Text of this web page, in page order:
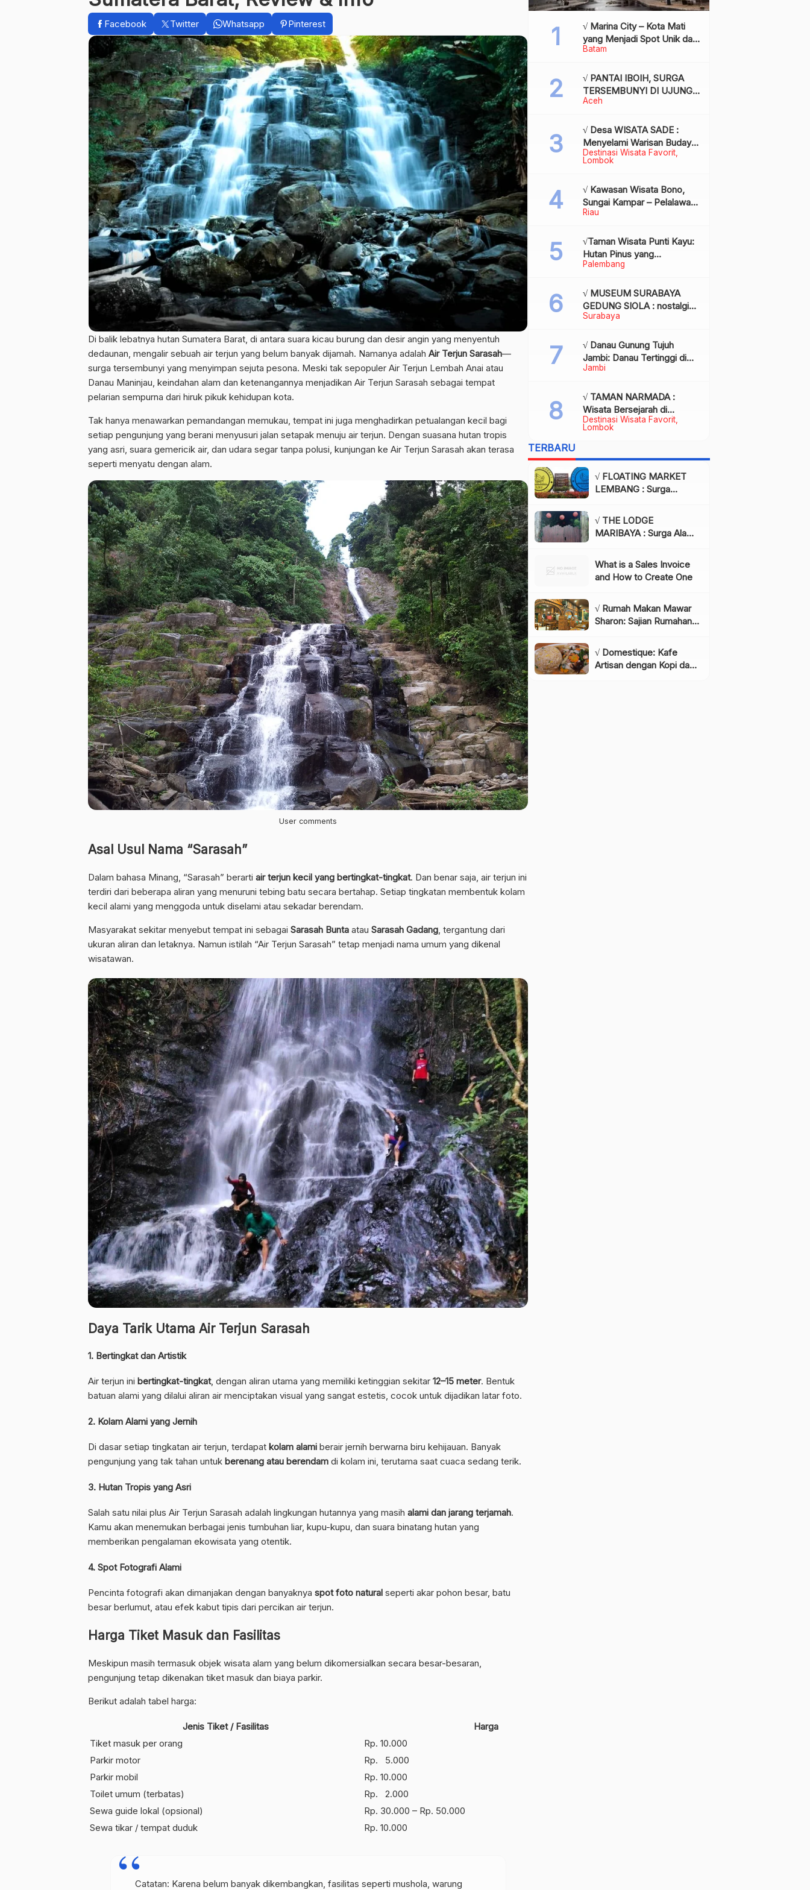
Facebook Twitter Whatsapp Pinterest
Di balik lebatnya hutan Sumatera Barat, di antara suara kicau burung dan desir angin yang menyentuh
dedaunan, mengalir sebuah air terjun yang belum banyak dijamah. Namanya adalah Air Terjun Sarasah—
surga tersembunyi yang menyimpan sejuta pesona. Meski tak sepopuler Air Terjun Lembah Anai atau
Danau Maninjau, keindahan alam dan ketenangannya menjadikan Air Terjun Sarasah sebagai tempat
pelarian sempurna dari hiruk pikuk kehidupan kota.
Tak hanya menawarkan pemandangan memukau, tempat ini juga menghadirkan petualangan kecil bagi
setiap pengunjung yang berani menyusuri jalan setapak menuju air terjun. Dengan suasana hutan tropis
yang asri, suara gemericik air, dan udara segar tanpa polusi, kunjungan ke Air Terjun Sarasah akan terasa
seperti menyatu dengan alam.
User comments
Asal Usul Nama “Sarasah”
Dalam bahasa Minang, “Sarasah” berarti air terjun kecil yang bertingkat-tingkat. Dan benar saja, air terjun ini
terdiri dari beberapa aliran yang menuruni tebing batu secara bertahap. Setiap tingkatan membentuk kolam
kecil alami yang menggoda untuk diselami atau sekadar berendam.
Masyarakat sekitar menyebut tempat ini sebagai Sarasah Bunta atau Sarasah Gadang, tergantung dari
ukuran aliran dan letaknya. Namun istilah “Air Terjun Sarasah” tetap menjadi nama umum yang dikenal
wisatawan.
Daya Tarik Utama Air Terjun Sarasah
1. Bertingkat dan Artistik
Air terjun ini bertingkat-tingkat, dengan aliran utama yang memiliki ketinggian sekitar 12–15 meter. Bentuk
batuan alami yang dilalui aliran air menciptakan visual yang sangat estetis, cocok untuk dijadikan latar foto.
2. Kolam Alami yang Jernih
Di dasar setiap tingkatan air terjun, terdapat kolam alami berair jernih berwarna biru kehijauan. Banyak
pengunjung yang tak tahan untuk berenang atau berendam di kolam ini, terutama saat cuaca sedang terik.
3. Hutan Tropis yang Asri
Salah satu nilai plus Air Terjun Sarasah adalah lingkungan hutannya yang masih alami dan jarang terjamah.
Kamu akan menemukan berbagai jenis tumbuhan liar, kupu-kupu, dan suara binatang hutan yang
memberikan pengalaman ekowisata yang otentik.
4. Spot Fotografi Alami
Pencinta fotografi akan dimanjakan dengan banyaknya spot foto natural seperti akar pohon besar, batu
besar berlumut, atau efek kabut tipis dari percikan air terjun.
Harga Tiket Masuk dan Fasilitas
Meskipun masih termasuk objek wisata alam yang belum dikomersialkan secara besar-besaran,
pengunjung tetap dikenakan tiket masuk dan biaya parkir.
Berikut adalah tabel harga:
Jenis Tiket / Fasilitas
Harga
Tiket masuk per orang
Rp. 10.000
Parkir motor
Rp. 5.000
Parkir mobil
Rp. 10.000
Toilet umum (terbatas)
Rp. 2.000
Sewa guide lokal (opsional)
Rp. 30.000 – Rp. 50.000
Sewa tikar / tempat duduk
Rp. 10.000
Catatan: Karena belum banyak dikembangkan, fasilitas seperti mushola, warung
Batam
√ Marina City – Kota Mati
yang Menjadi Spot Unik dan
Bersejarah di Batam,
Aceh
√ PANTAI IBOIH, SURGA
TERSEMBUNYI DI UJUNG
BARAT INDONESIA
Destinasi Wisata Favorit
Lombok
√ Desa WISATA SADE :
Menyelami Warisan Budaya
Suku Sasak di Jantung
Riau
√ Kawasan Wisata Bono,
Sungai Kampar – Pelalawan:
Fenomena Ombak di
Mendunia, Review & Info
Palembang
√Taman Wisata Punti Kayu:
Hutan Pinus yang
Menyegarkan di Tengah
Surabaya
√ MUSEUM SURABAYA
GEDUNG SIOLA : nostalgia
dalam balutan modernitas di
Review & Info
Jambi
√ Danau Gunung Tujuh
Jambi: Danau Tertinggi di
Asia Tenggara, Tiket, Rute,
Destinasi Wisata Favorit
Lombok
√ TAMAN NARMADA :
Wisata Bersejarah di
Lombok yang Memukau
TERBARU
√ FLOATING MARKET
LEMBANG : Surga
di Bandung yang Wajib
Dikunjungi, Info & Harga
Tiket
√ THE LODGE
MARIBAYA : Surga Alam
Lembang yang Wajib
Dikunjungi!, Info & Harga
Tiket
What is a Sales Invoice
and How to Create One
√ Rumah Makan Mawar
Sharon: Sajian Rumahan
Menggugah Selera,
Review & Info Lengkap
√ Domestique: Kafe
Artisan dengan Kopi dan